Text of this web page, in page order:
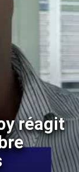
réagit